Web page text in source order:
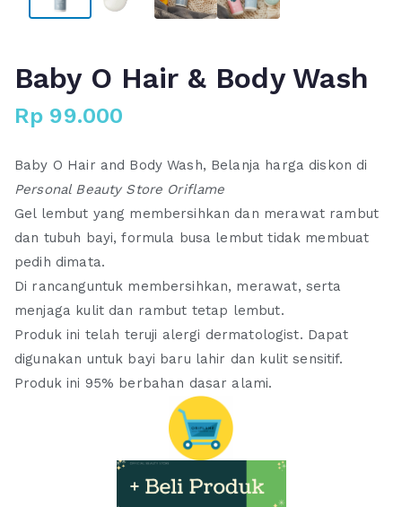
Baby O Hair & Body Wash
Rp 99.000
Baby O Hair and Body Wash, Belanja harga diskon di
Personal Beauty Store Oriflame
Gel lembut yang membersihkan dan merawat rambut
dan tubuh bayi, formula busa lembut tidak membuat
pedih dimata.
Di rancanguntuk membersihkan, merawat, serta
menjaga kulit dan rambut tetap lembut.
Produk ini telah teruji alergi dermatologist. Dapat
digunakan untuk bayi baru lahir dan kulit sensitif.
Produk ini 95% berbahan dasar alami.